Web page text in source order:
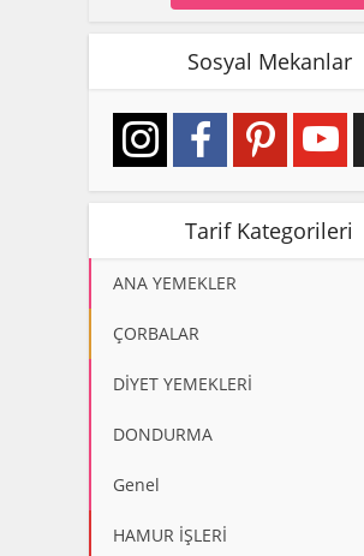
Sosyal Mekanlar
Tarif Kategorileri
ANA YEMEKLER
ÇORBALAR
DİYET YEMEKLERİ
DONDURMA
Genel
HAMUR İŞLERİ